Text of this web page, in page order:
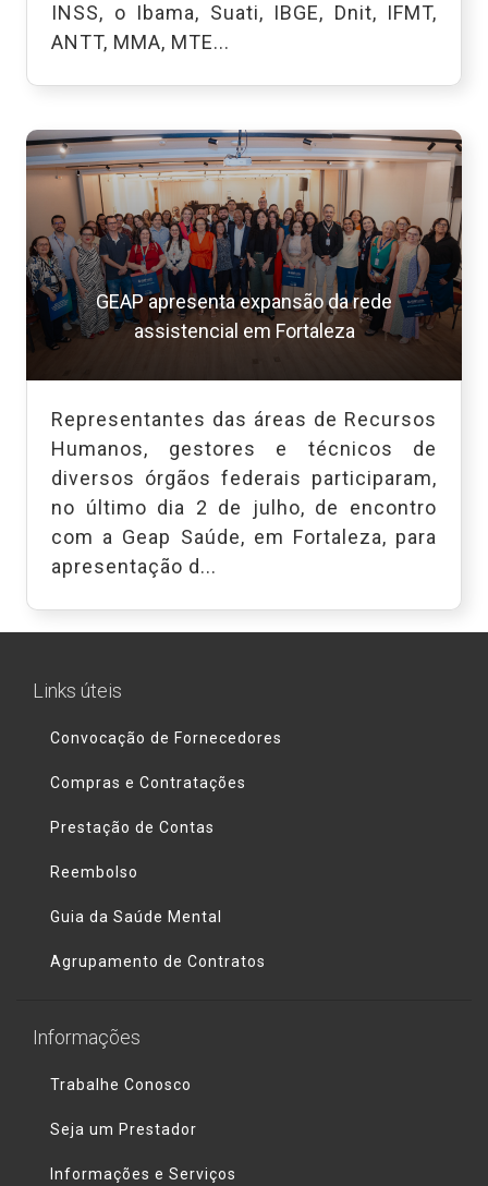
INSS, o Ibama, Suati, IBGE, Dnit, IFMT,
ANTT, MMA, MTE...
GEAP apresenta expansão da rede
assistencial em Fortaleza
Representantes das áreas de Recursos
Humanos, gestores e técnicos de
diversos órgãos federais participaram,
no último dia 2 de julho, de encontro
com a Geap Saúde, em Fortaleza, para
apresentação d...
Links úteis
Convocação de Fornecedores
Compras e Contratações
Prestação de Contas
Reembolso
Guia da Saúde Mental
Agrupamento de Contratos
Informações
Trabalhe Conosco
Seja um Prestador
Informações e Serviços